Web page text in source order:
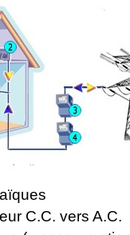
C.C. vers A.C.